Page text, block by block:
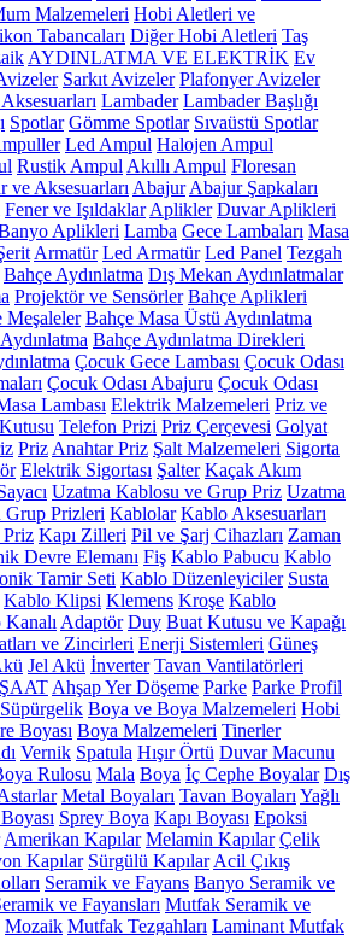
Malzemeleri Hobi Aletleri ve
Tabancaları Diğer Hobi Aletleri Taş
AYDINLATMA VE ELEKTRİK Ev
Sarkıt Avizeler Plafonyer Avizeler
Lambader Lambader Başlığı
Spotlar Gömme Spotlar Sıvaüstü Spotlar
Led Ampul Halojen Ampul
Rustik Ampul Akıllı Ampul Floresan
ve Aksesuarları Abajur Abajur Şapkaları
Fener ve Işıldaklar Aplikler Duvar Aplikleri
Aplikleri Lamba Gece Lambaları Masa
Armatür Led Armatür Led Panel Tezgah
Bahçe Aydınlatma Dış Mekan Aydınlatmalar
Projektör ve Sensörler Bahçe Aplikleri
Meşaleler Bahçe Masa Üstü Aydınlatma
Bahçe Aydınlatma Direkleri
Çocuk Gece Lambası Çocuk Odası
Çocuk Odası Abajuru Çocuk Odası
Lambası Elektrik Malzemeleri Priz ve
Telefon Prizi Priz Çerçevesi Golyat
Priz Anahtar Priz Şalt Malzemeleri Sigorta
Elektrik Sigortası Şalter Kaçak Akım
Uzatma Kablosu ve Grup Priz Uzatma
Grup Prizleri Kablolar Kablo Aksesuarları
Priz Kapı Zilleri Pil ve Şarj Cihazları Zaman
Devre Elemanı Fiş Kablo Pabucu Kablo
Tamir Seti Kablo Düzenleyiciler Susta
Kablo Klipsi Klemens Kroşe Kablo
Adaptör Duy Buat Kutusu ve Kapağı
ve Zincirleri Enerji Sistemleri Güneş
Jel Akü İnverter Tavan Vantilatörleri
Ahşap Yer Döşeme Parke Parke Profil
Süpürgelik Boya ve Boya Malzemeleri Hobi
Boyası Boya Malzemeleri Tinerler
Vernik Spatula Hışır Örtü Duvar Macunu
Rulosu Mala Boya İç Cephe Boyalar Dış
Metal Boyaları Tavan Boyaları Yağlı
Sprey Boya Kapı Boyası Epoksi
Amerikan Kapılar Melamin Kapılar Çelik
Kapılar Sürgülü Kapılar Acil Çıkış
Seramik ve Fayans Banyo Seramik ve
ve Fayansları Mutfak Seramik ve
Mozaik Mutfak Tezgahları Laminant Mutfak